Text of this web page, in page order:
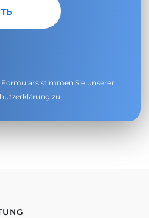
stimmen Sie unserer
zu.